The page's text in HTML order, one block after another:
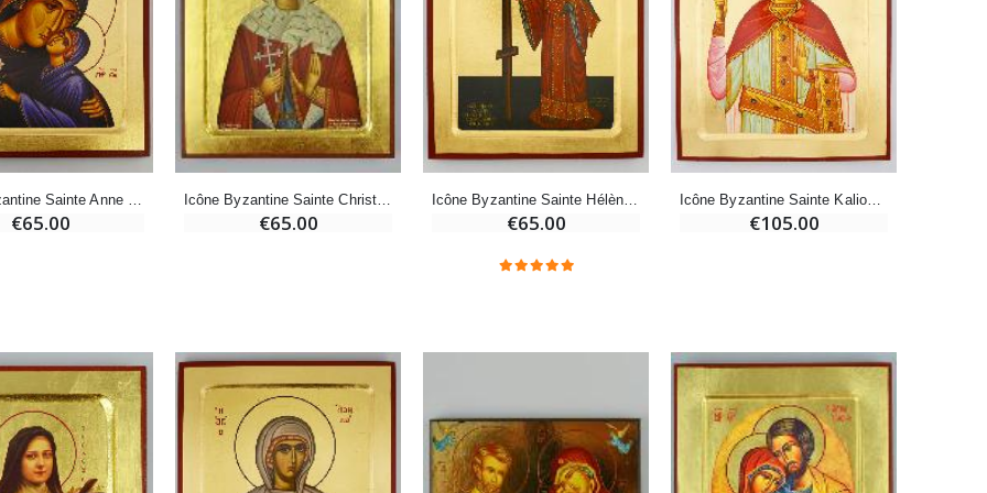
€12.00 €9.60
€7.90
-25%
Lot de 20 Bougies de Neuvaine Blanches
€78.00 €58.50
€21.90
€12.90
€2.50
€12.00 €9.60
Bonbons Pastilles Menthe à l'Eau de Lourdes - 130g
€7.90
-25%
Lot de 20 Bougies de Neuvaine Blanches
€78.00
€65.00
Icône Byzantine Sainte Christine - 22 cm
€65.00
Icône Byzantine Sainte Hélène - 22 cm
€65.00
Icône Byzantine Sainte Kaliopée - 30 cm
€105.00